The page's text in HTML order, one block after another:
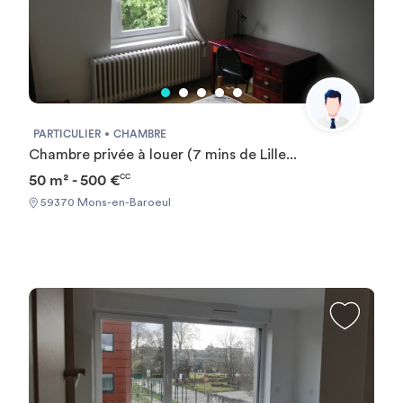
PARTICULIER CHAMBRE
Chambre privée à louer (7 mins de Lille...
50 m² - 500 €CC
59370 Mons-en-Baroeul